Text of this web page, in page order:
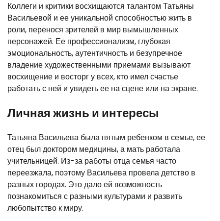
Коллеги и критики восхищаются талантом Татьяны
Васильевой и ее уникальной способностью жить в
роли, перенося зрителей в мир вымышленных
персонажей. Ее профессионализм, глубокая
эмоциональность, аутентичность и безупречное
владение художественными приемами вызывают
восхищение и восторг у всех, кто имел счастье
работать с ней и увидеть ее на сцене или на экране.
Личная жизнь и интересы
Татьяна Васильева была пятым ребенком в семье, ее
отец был доктором медицины, а мать работала
учительницей. Из-за работы отца семья часто
переезжала, поэтому Васильева провела детство в
разных городах. Это дало ей возможность
познакомиться с разными культурами и развить
любопытство к миру.